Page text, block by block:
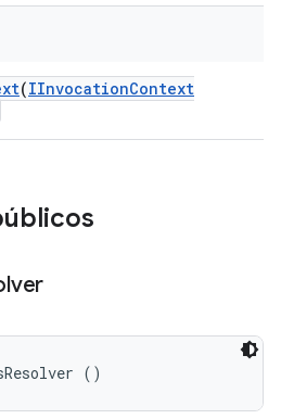
(IInvocationContext
()